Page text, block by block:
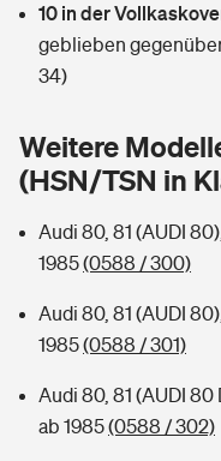
Tools
Wer versichert was:
Sie haben Fragen?
Handyversicherung
Zur Übersicht
Kinderunfall-Check:
Wer versichert was:
Sie haben Fragen?
Rentenrechner: Wie viel
10 in der
geblieben
34)
Weitere
(HSN/TSN in
Audi 80, 81 (AUDI
1985(0588 / 300)
Audi 80, 81 (AUDI
1985(0588 / 301)
Audi 80, 81 (AUDI 80
ab 1985(0588 / 302)